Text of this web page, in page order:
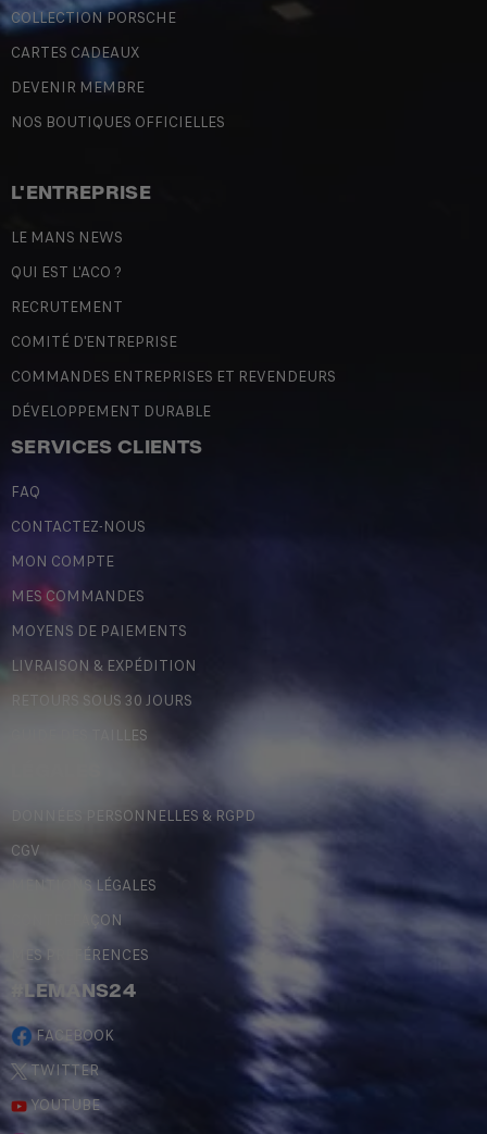
COLLECTION PORSCHE
CARTES CADEAUX
DEVENIR MEMBRE
NOS BOUTIQUES OFFICIELLES
L'ENTREPRISE
LE MANS NEWS
QUI EST L'ACO ?
RECRUTEMENT
COMITÉ D'ENTREPRISE
COMMANDES ENTREPRISES ET REVENDEURS
DÉVELOPPEMENT DURABLE
SERVICES CLIENTS
FAQ
CONTACTEZ-NOUS
MON COMPTE
MES COMMANDES
MOYENS DE PAIEMENTS
LIVRAISON & EXPÉDITION
RETOURS SOUS 30 JOURS
GUIDE DES TAILLES
DONNÉES PERSONNELLES & RGPD
CGV
MENTIONS LÉGALES
CONTREFAÇON
MES PRÉFÉRENCES
#LEMANS24
FACEBOOK
TWITTER
YOUTUBE